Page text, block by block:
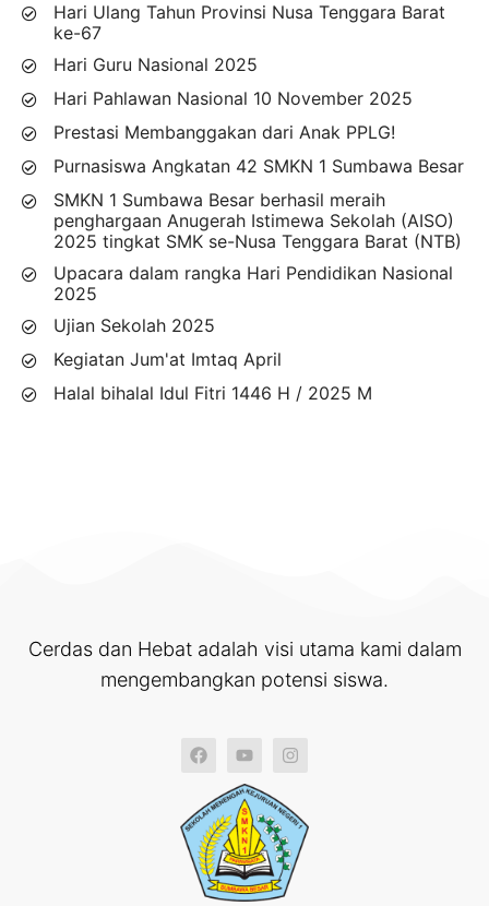
Hari Ulang Tahun Provinsi Nusa Tenggara Barat
ke-67
Hari Guru Nasional 2025
Hari Pahlawan Nasional 10 November 2025
Prestasi Membanggakan dari Anak PPLG!
Purnasiswa Angkatan 42 SMKN 1 Sumbawa Besar
SMKN 1 Sumbawa Besar berhasil meraih
penghargaan Anugerah Istimewa Sekolah (AISO)
2025 tingkat SMK se-Nusa Tenggara Barat (NTB)
Upacara dalam rangka Hari Pendidikan Nasional
2025
Ujian Sekolah 2025
Kegiatan Jum'at Imtaq April
Halal bihalal Idul Fitri 1446 H / 2025 M
Cerdas dan Hebat adalah visi utama kami dalam
mengembangkan potensi siswa.